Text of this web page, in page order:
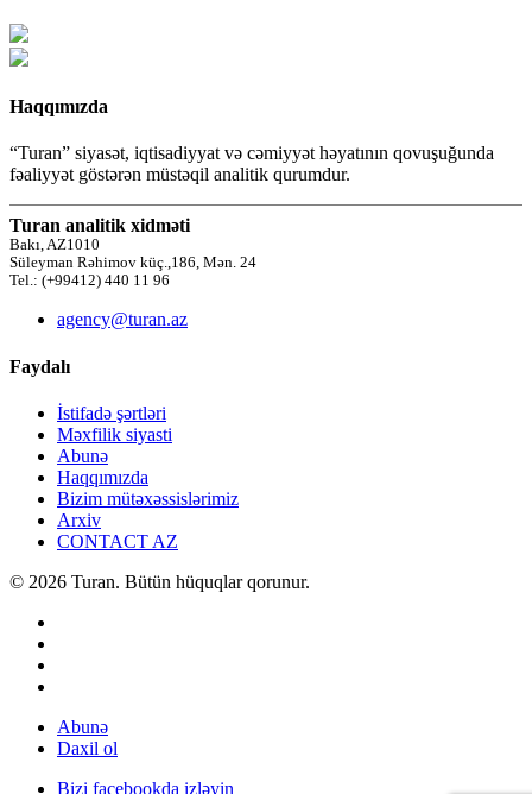
Haqqımızda
“Turan” siyasət, iqtisadiyyat və cəmiyyət həyatının qovuşuğunda
fəaliyyət göstərən müstəqil analitik qurumdur.
Turan analitik xidməti
Bakı, AZ1010
Süleyman Rəhimov küç.,186, Mən. 24
Tel.: (+99412) 440 11 96
agency@turan.az
Faydalı
İstifadə şərtləri
Məxfilik siyasti
Abunə
Haqqımızda
Bizim mütəxəssislərimiz
Arxiv
CONTACT AZ
© 2026 Turan. Bütün hüquqlar qorunur.
Abunə
Daxil ol
Bizi facebookda izləyin